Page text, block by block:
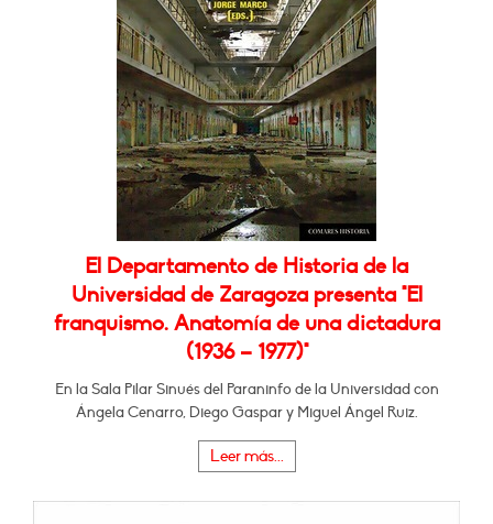
El Departamento de Historia de la
Universidad de Zaragoza presenta "El
franquismo. Anatomía de una dictadura
(1936 – 1977)"
En la Sala Pilar Sinués del Paraninfo de la Universidad con
Ángela Cenarro, Diego Gaspar y Miguel Ángel Ruiz.
Leer más...